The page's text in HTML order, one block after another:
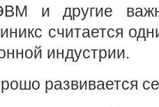
и другие
считается
индустрии.
развивается